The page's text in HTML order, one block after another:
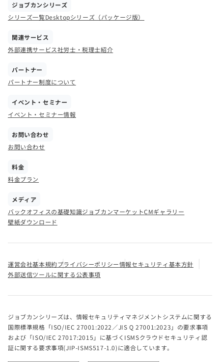
ジョブカンシリーズ
シリーズ一覧Desktopシリーズ（パッケージ版）
関連サービス
外部連携サービス社労士・税理士紹介
パートナー
パートナー制度について
イベント・セミナー
イベント・セミナー情報
お問い合わせ
お問い合わせ
料金
料金プラン
メディア
バックオフィスの基礎知識ジョブカンマーケットCMギャラリー
壁紙ダウンロード
運営会社基本規約プライバシーポリシー情報セキュリティ基本方針
外部送信ツールに関する公表事項
ジョブカンシリーズは、情報セキュリティマネジメントシステムに関する
国際標準規格「ISO/IEC 27001:2022／JIS Q 27001:2023」の要求事項
および「ISO/IEC 27017:2015」に基づくISMSクラウドセキュリティ認
証に関する要求事項(JIP-ISMS517-1.0)に適合しています。